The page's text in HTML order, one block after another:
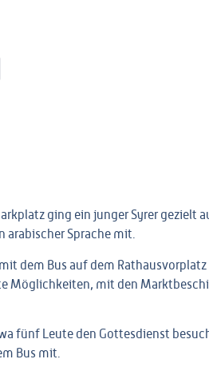
ging ein junger Syrer gezielt
arabischer Sprache mit.
dem Bus auf dem Rathausvorplatz
Möglichkeiten, mit den
fünf Leute den Gottesdienst
Bus mit.